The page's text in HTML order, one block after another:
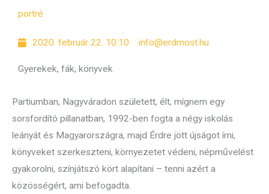
portré
2020. február 22. 10:10 info@erdmost.hu
Gyerekek, fák, könyvek
Partiumban, Nagyváradon született, élt, mígnem egy
sorsfordító pillanatban, 1992-ben fogta a négy iskolás
leányát és Magyarországra, majd Érdre jött újságot írni,
könyveket szerkeszteni, környezetet védeni, népművelést
gyakorolni, színjátszó kört alapítani – tenni azért a
közösségért, ami befogadta.